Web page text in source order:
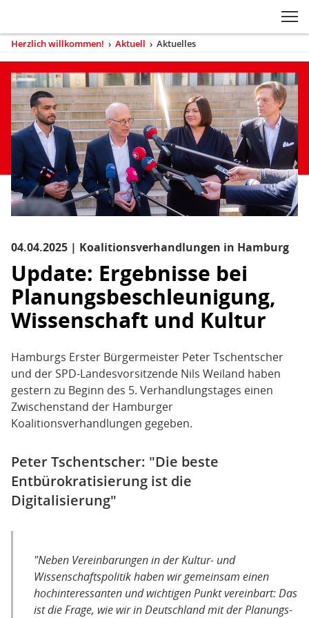
Navigation
Sie
sind
hier
Herzlich willkommen! › Aktuell › Aktuelles
Inhaltsbereich
Aktuelles
04.04.2025 | Koalitionsverhandlungen in Hamburg
Update: Ergebnisse bei
Planungsbeschleunigung,
Wissenschaft und Kultur
Hamburgs Erster Bürgermeister Peter Tschentscher
und der SPD-Landesvorsitzende Nils Weiland haben
gestern zu Beginn des 5. Verhandlungstages einen
Zwischenstand der Hamburger
Koalitionsverhandlungen gegeben.
Peter Tschentscher: "Die beste
Entbürokratisierung ist die
Digitalisierung"
"Neben Vereinbarungen in der Kultur- und
Wissenschaftspolitik haben wir gemeinsam einen
hochinteressanten und wichtigen Punkt vereinbart: Das
ist die Frage, wie wir in Deutschland mit der Planungs-